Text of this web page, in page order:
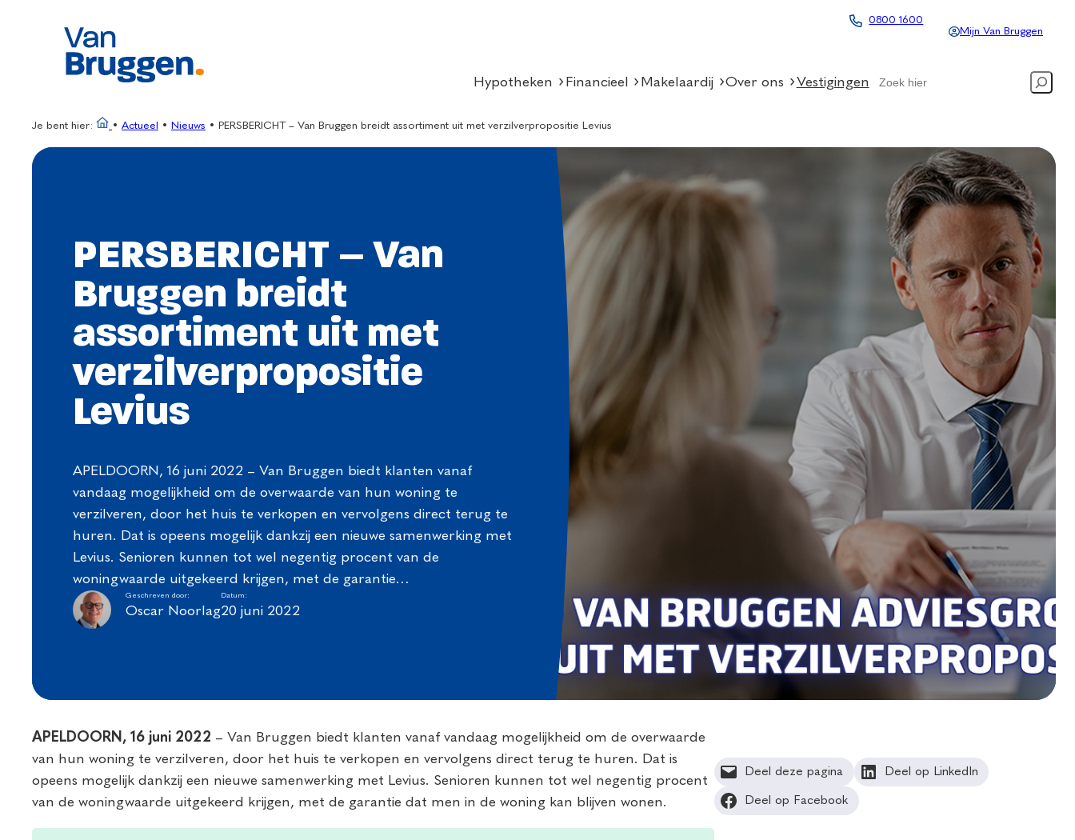
0800 1600
Mijn Van Bruggen
Hypotheken Financieel Makelaardij Over ons Vestigingen Search
Je bent hier: • Actueel • Nieuws • PERSBERICHT – Van Bruggen breidt assortiment uit met verzilverpropositie Levius
PERSBERICHT – Van
Bruggen breidt
assortiment uit met
verzilverpropositie
Levius
APELDOORN, 16 juni 2022 – Van Bruggen biedt klanten vanaf
vandaag mogelijkheid om de overwaarde van hun woning te
verzilveren, door het huis te verkopen en vervolgens direct terug te
huren. Dat is opeens mogelijk dankzij een nieuwe samenwerking met
Levius. Senioren kunnen tot wel negentig procent van de
woningwaarde uitgekeerd krijgen, met de garantie…
Geschreven door:
Oscar Noorlag
Datum:
20 juni 2022
APELDOORN, 16 juni 2022 – Van Bruggen biedt klanten vanaf vandaag mogelijkheid om de overwaarde
van hun woning te verzilveren, door het huis te verkopen en vervolgens direct terug te huren. Dat is
opeens mogelijk dankzij een nieuwe samenwerking met Levius. Senioren kunnen tot wel negentig procent
van de woningwaarde uitgekeerd krijgen, met de garantie dat men in de woning kan blijven wonen.
Deel deze pagina Deel op LinkedIn
Deel op Facebook